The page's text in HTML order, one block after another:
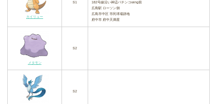
カイリュー
S1
182号線沿い神辺パチンコwing前
広島駅 ローソン側
広島市中区 市民球場跡地
府中市 府中天満屋
メタモン
S2
S2